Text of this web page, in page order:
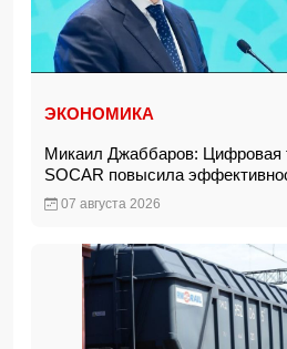
ЭКОНОМИКА
Микаил Джаббаров: Цифровая
SOCAR повысила
07 августа 2026